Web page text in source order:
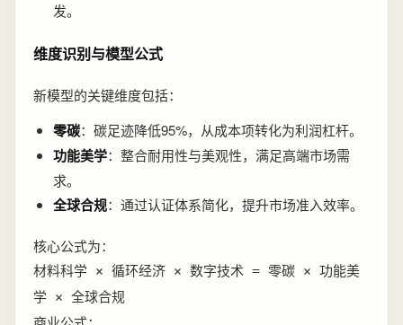
发。
维度识别与模型公式
新模型的关键维度包括：
零碳：碳足迹降低95%，从成本项转化为利润杠杆。
功能美学：整合耐用性与美观性，满足高端市场需
求。
全球合规：通过认证体系简化，提升市场准入效率。
核心公式为：
材料科学 × 循环经济 × 数字技术 = 零碳 × 功能美
学 × 全球合规